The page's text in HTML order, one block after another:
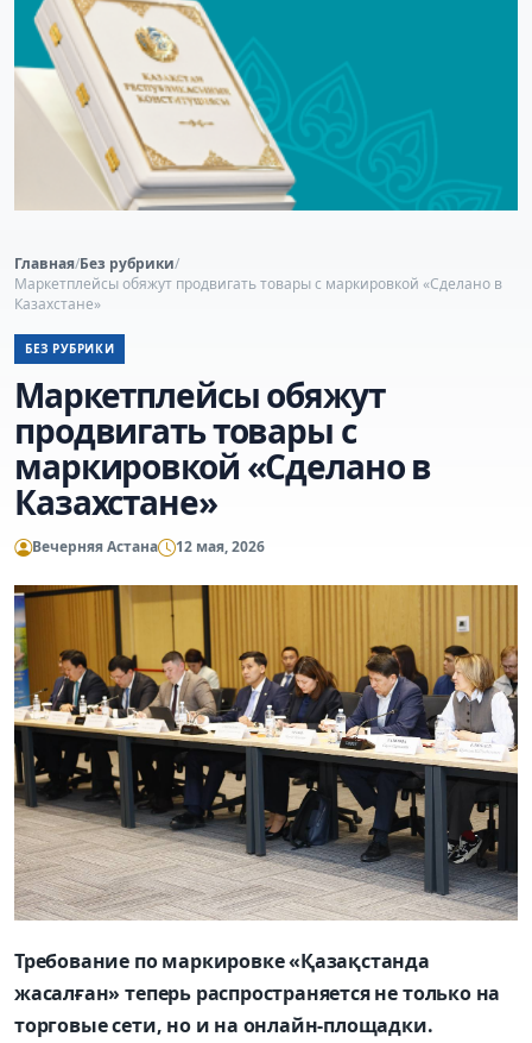
Главная/Без рубрики/
Маркетплейсы обяжут продвигать товары с маркировкой «Сделано в
Казахстане»
БЕЗ РУБРИКИ
Маркетплейсы обяжут
продвигать товары с
маркировкой «Сделано в
Казахстане»
Вечерняя Астана 12 мая, 2026
Требование по маркировке «Қазақстанда
жасалған» теперь распространяется не только на
торговые сети, но и на онлайн-площадки.